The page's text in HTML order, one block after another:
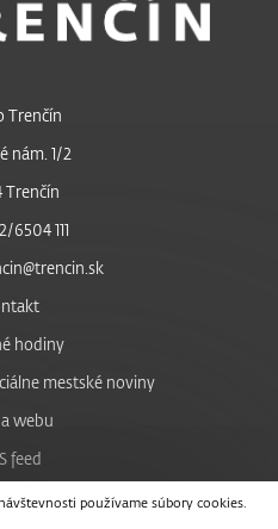
používame súbory cookies.
Trenčín
nám. 1/2
Trenčín
6504 111
hodiny
mestské noviny
webu
feed
cookies